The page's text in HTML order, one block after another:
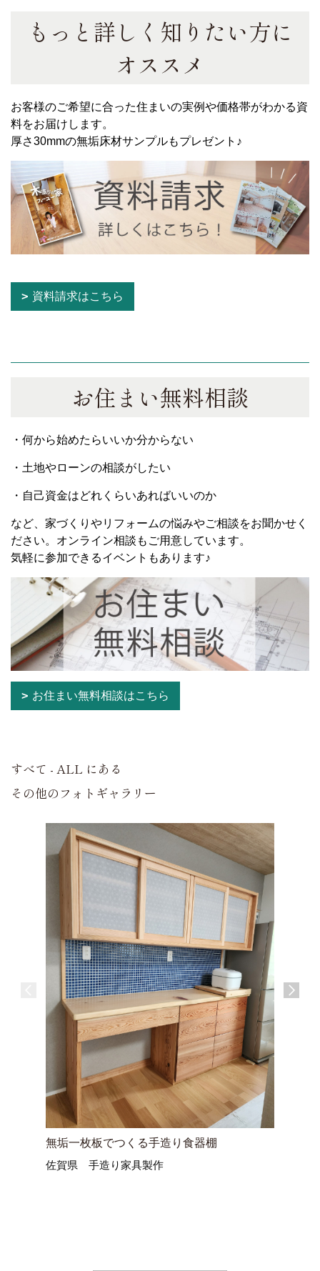
もっと詳しく知りたい方に
オススメ
お客様のご希望に合った住まいの実例や価格帯がわかる資
料をお届けします。
厚さ30mmの無垢床材サンプルもプレゼント♪
資料請求はこちら
お住まい無料相談
・何から始めたらいいか分からない
・土地やローンの相談がしたい
・自己資金はどれくらいあればいいのか
など、家づくりやリフォームの悩みやご相談をお聞かせく
ださい。オンライン相談もご用意しています。
気軽に参加できるイベントもあります♪
お住まい無料相談はこちら
すべて - ALL にある
その他のフォトギャラリー
無垢一枚板でつくる手造り食器棚
佐賀県 手造り家具製作